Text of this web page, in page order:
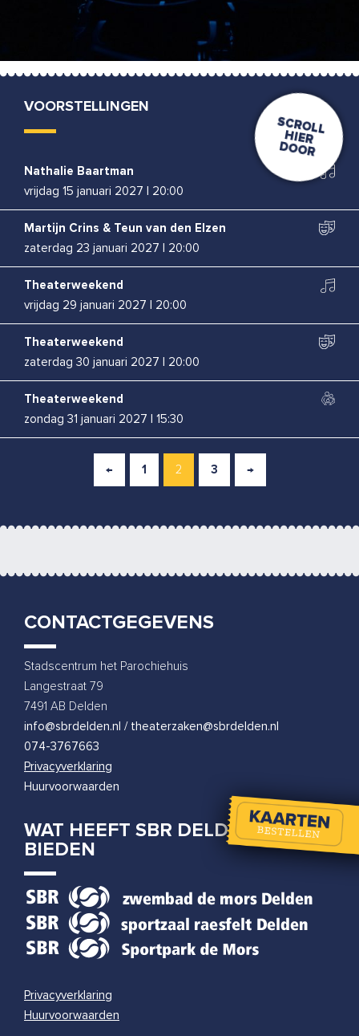
VOORSTELLINGEN
Nathalie Baartman
vrijdag 15 januari 2027
20:00
Martijn Crins & Teun van den Elzen
zaterdag 23 januari 2027
20:00
Theaterweekend
vrijdag 29 januari 2027
20:00
Theaterweekend
zaterdag 30 januari 2027
20:00
Theaterweekend
zondag 31 januari 2027
15:30
Boban Braspenning
woensdag 3 februari 2027
|20:00
zaterdag 13 februari 2027| 20:00
Rapalje
vrijdag 26 maart 2027
Tobi Kooiman
woensdag 31 maart 2027
← 1 2 3 →
CONTACTGEGEVENS
Stadscentrum het Parochiehuis
Langestraat 79
7491 AB Delden
info@sbrdelden.nl / theaterzaken@sbrdelden.nl
074-3767663
Privacyverklaring
Huurvoorwaarden
WAT HEEFT SBR DELDEN TE
BIEDEN
Privacyverklaring
Huurvoorwaarden